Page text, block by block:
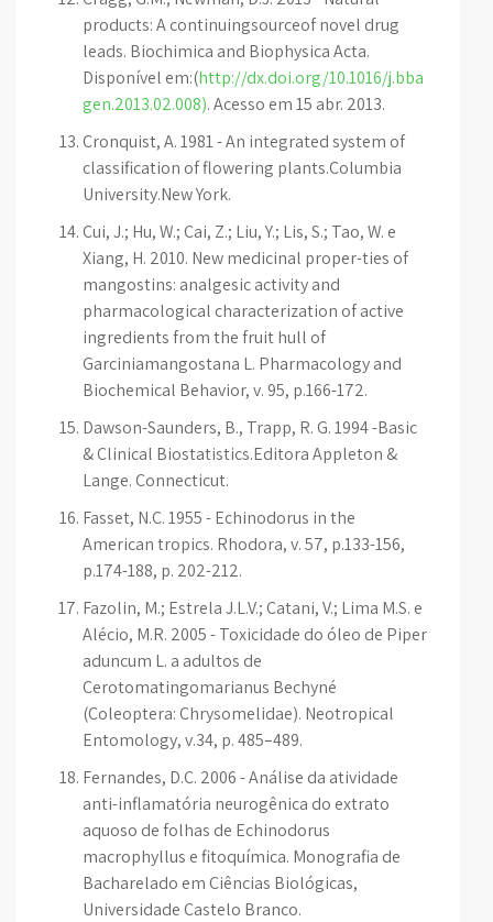
products: A continuingsourceof novel drug
leads. Biochimica and Biophysica Acta.
Disponível em:(http://dx.doi.org/10.1016/j.bba
gen.2013.02.008). Acesso em 15 abr. 2013.
Cronquist, A. 1981 - An integrated system of
classification of flowering plants.Columbia
University.New York.
Cui, J.; Hu, W.; Cai, Z.; Liu, Y.; Lis, S.; Tao, W. e
Xiang, H. 2010. New medicinal proper-ties of
mangostins: analgesic activity and
pharmacological characterization of active
ingredients from the fruit hull of
Garciniamangostana L. Pharmacology and
Biochemical Behavior, v. 95, p.166-172.
Dawson-Saunders, B., Trapp, R. G. 1994 -Basic
& Clinical Biostatistics.Editora Appleton &
Lange. Connecticut.
Fasset, N.C. 1955 - Echinodorus in the
American tropics. Rhodora, v. 57, p.133-156,
p.174-188, p. 202-212.
Fazolin, M.; Estrela J.L.V.; Catani, V.; Lima M.S. e
Alécio, M.R. 2005 - Toxicidade do óleo de Piper
aduncum L. a adultos de
Cerotomatingomarianus Bechyné
(Coleoptera: Chrysomelidae). Neotropical
Entomology, v.34, p. 485–489.
Fernandes, D.C. 2006 - Análise da atividade
anti-inflamatória neurogênica do extrato
aquoso de folhas de Echinodorus
macrophyllus e fitoquímica. Monografia de
Bacharelado em Ciências Biológicas,
Universidade Castelo Branco.